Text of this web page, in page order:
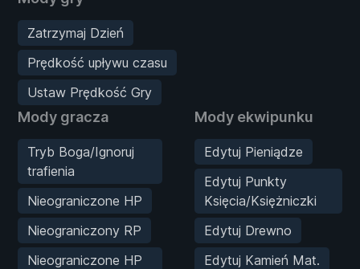
Zatrzymaj Dzień
Prędkość upływu czasu
Ustaw Prędkość Gry
Mody gracza
Tryb Boga/Ignoruj
trafienia
Nieograniczone HP
Nieograniczony RP
Nieograniczone HP
Mody ekwipunku
Edytuj Pieniądze
Edytuj Punkty
Księcia/Księżniczki
Edytuj Drewno
Edytuj Kamień Mat.